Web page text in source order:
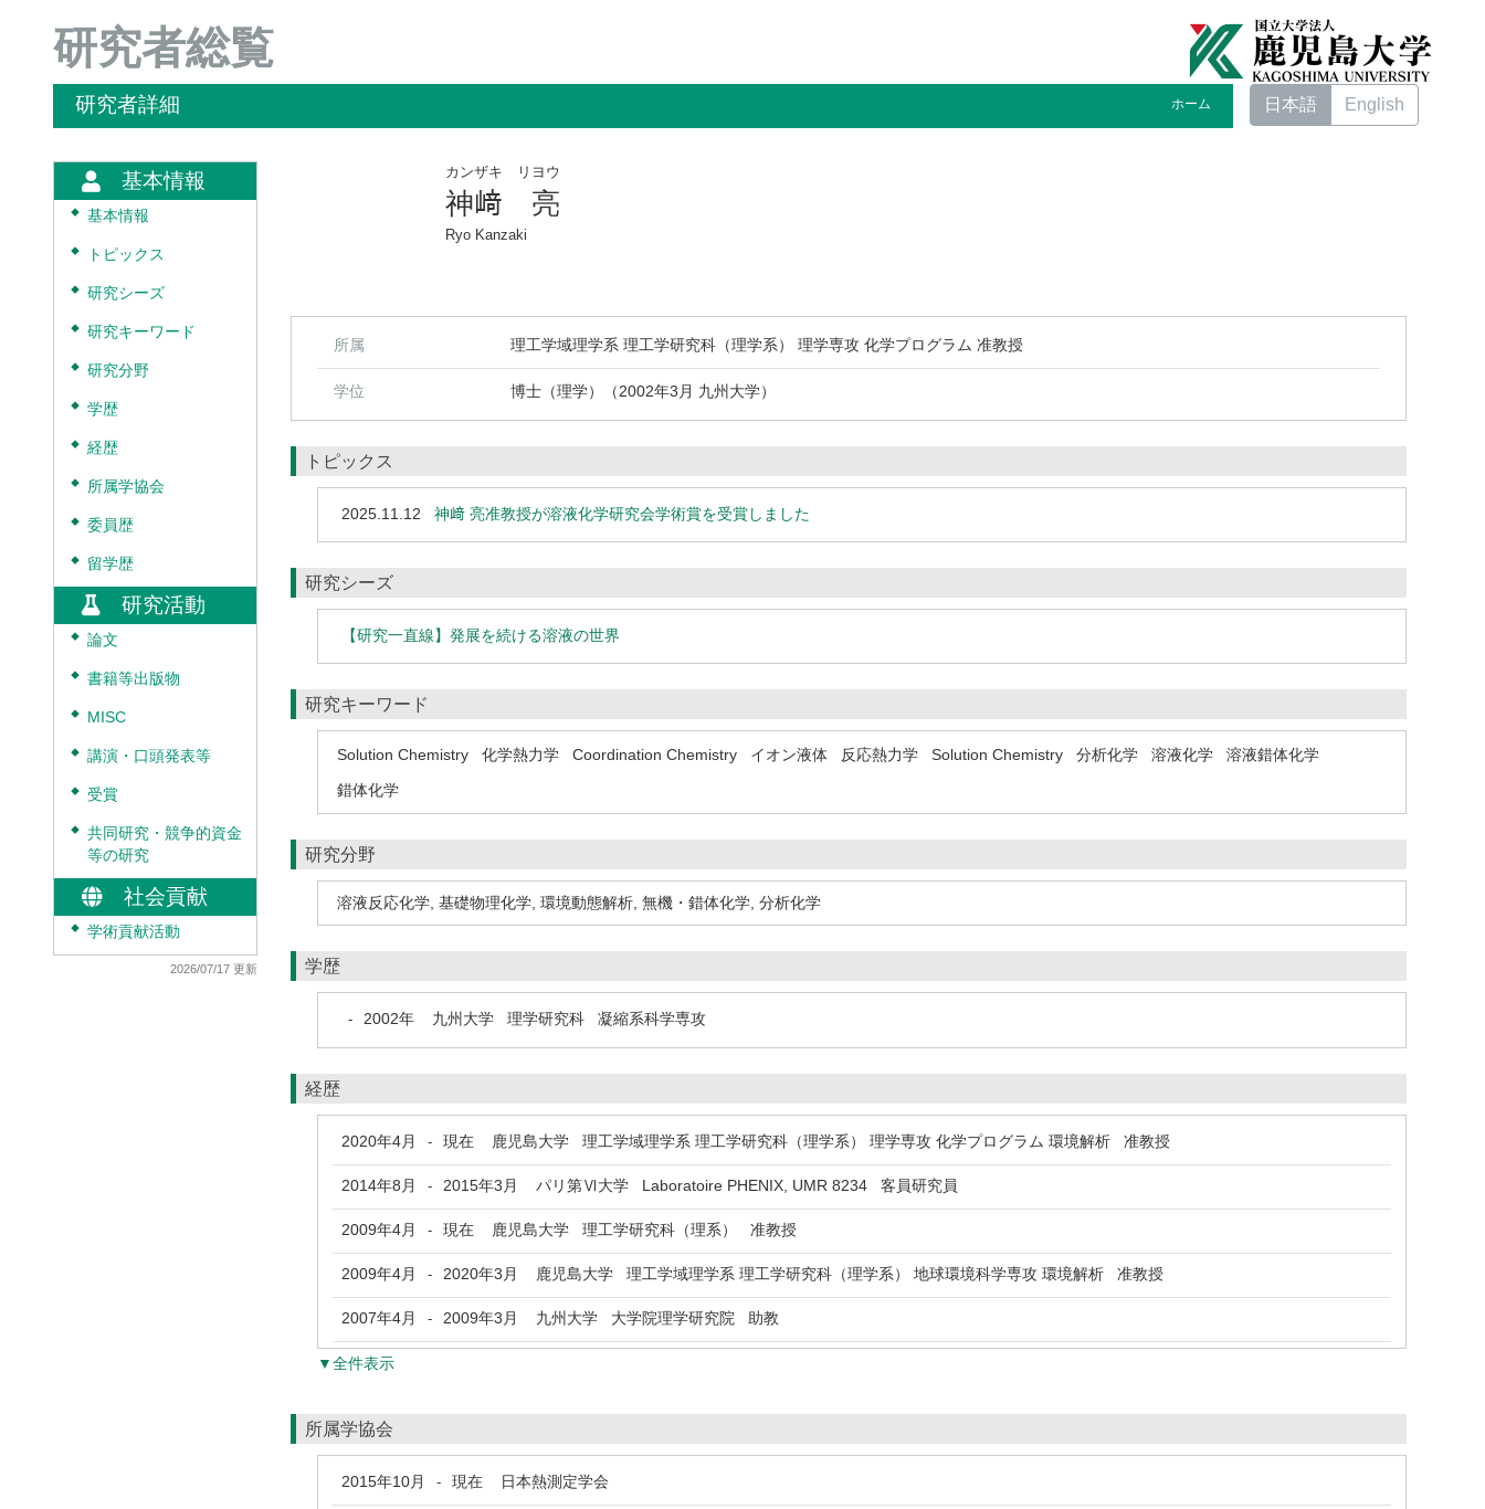
研究者総覧
研究者詳細 ホーム 日本語 English
基本情報
◆ 基本情報
◆ トピックス
◆ 研究シーズ
◆ 研究キーワード
◆ 研究分野
◆ 学歴
◆ 経歴
◆ 所属学協会
◆ 委員歴
◆ 留学歴
研究活動
◆ 論文
◆ 書籍等出版物
◆ MISC
◆ 講演・口頭発表等
◆ 受賞
◆
共同研究・競争的資金
等の研究
社会貢献
◆ 学術貢献活動
2026/07/17 更新
カンザキ リヨウ
神﨑 亮
Ryo Kanzaki
所属 理工学域理学系 理工学研究科（理学系） 理学専攻 化学プログラム 准教授
学位 博士（理学）（2002年3月 九州大学）
トピックス
2025.11.12 神﨑 亮准教授が溶液化学研究会学術賞を受賞しました
研究シーズ
【研究一直線】発展を続ける溶液の世界
研究キーワード
Solution Chemistry 化学熱力学 Coordination Chemistry イオン液体 反応熱力学 Solution Chemistry 分析化学 溶液化学
溶液錯体化学
錯体化学
研究分野
溶液反応化学 基礎物理化学 環境動態解析 無機・錯体化学 分析化学
学歴
- 2002年 九州大学 理学研究科 凝縮系科学専攻
経歴
2020年4月 - 現在 鹿児島大学 理工学域理学系 理工学研究科（理学系） 理学専攻 化学プログラム 環境解析 准教授
2014年8月 - 2015年3月 パリ第Ⅵ大学 Laboratoire PHENIX, UMR 8234 客員研究員
2009年4月 - 現在 鹿児島大学 理工学研究科（理系） 准教授
2009年4月 - 2020年3月 鹿児島大学 理工学域理学系 理工学研究科（理学系） 地球環境科学専攻 環境解析 准教授
2007年4月 - 2009年3月 九州大学 大学院理学研究院 助教
▼全件表示
所属学協会
2015年10月 - 現在 日本熱測定学会